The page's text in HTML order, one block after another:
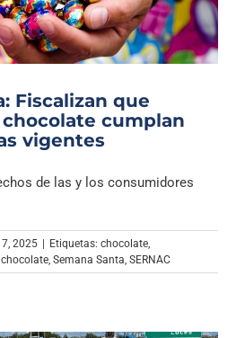
Fiscalizan que
cumplan
vigentes
de las y los consumidores
2025 | Etiquetas: chocolate
Semana Santa SERNAC